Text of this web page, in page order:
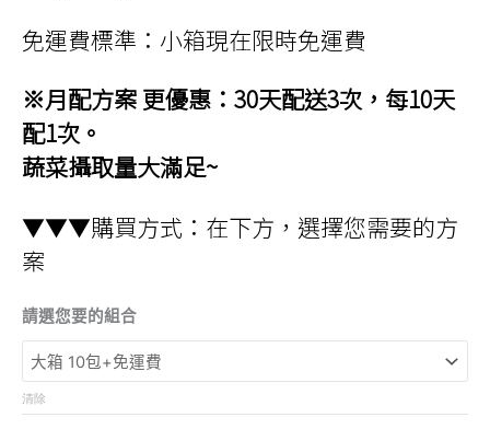
免運費標準：小箱現在限時免運費
※月配方案 更優惠：30天配送3次，每10天
配1次。
蔬菜攝取量大滿足~
▼▼▼購買方式：在下方，選擇您需要的方
案
請選您要的組合
清除